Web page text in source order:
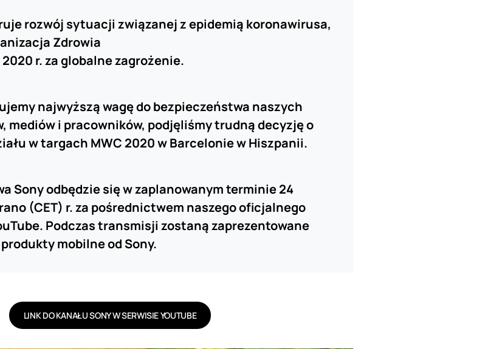
rozwój sytuacji związanej z epidemią koronawirusa,
Zdrowia
r. za globalne zagrożenie.
najwyższą wagę do bezpieczeństwa naszych
mediów i pracowników, podjęliśmy trudną decyzję o
w targach MWC 2020 w Barcelonie w Hiszpanii.
Sony odbędzie się w zaplanowanym terminie 24
(CET) r. za pośrednictwem naszego oficjalnego
Podczas transmisji zostaną zaprezentowane
mobilne od Sony.
LINK DO KANAŁU SONY W SERWISIE YOUTUBE